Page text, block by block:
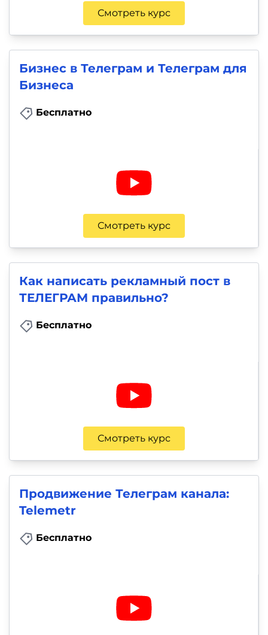
Смотреть курс
Бизнес в Телеграм и Телеграм для
Бизнеса
Бесплатно
Смотреть курс
Как написать рекламный пост в
ТЕЛЕГРАМ правильно?
Бесплатно
Смотреть курс
Продвижение Телеграм канала:
Telemetr
Бесплатно